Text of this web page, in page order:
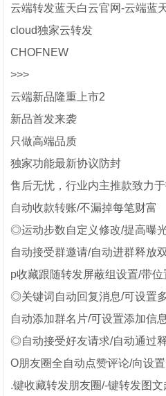
云端转发蓝天白云官网-云端蓝
cloud独家云转发
CHOFNEW
>>>
云端新品隆重上市2
新品首发来袭
只做高端品质
独家功能最新协议防封
售后无忧，行业内主推款致力
自动收款转账/不漏掉每笔财富
◎运动步数自定义修改/提高曝
自动接受群邀请/自动进群释放
p收藏跟随转发屏蔽组设置/带位
◎关键词自动回复消息/可设置
自动添加群名片/可设置添加信
◎自动接受好友请求/自动通过
O朋友圈全自动点赞评论/向设
.键收藏转发朋友圈/-键转发图文